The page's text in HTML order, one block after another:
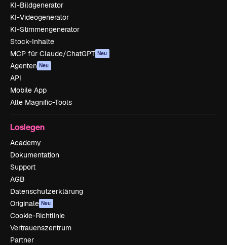
KI-Bildgenerator
KI-Videogenerator
KI-Stimmengenerator
Stock-Inhalte
MCP für Claude/ChatGPT Neu
Agenten Neu
API
Mobile App
Alle Magnific-Tools
Loslegen
Academy
Dokumentation
Support
AGB
Datenschutzerklärung
Originale Neu
Cookie-Richtlinie
Vertrauenszentrum
Partner